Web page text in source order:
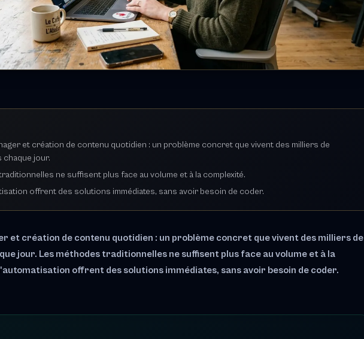
et création de contenu quotidien : un problème concret que vivent des milliers de
jour.
ne suffisent plus face au volume et à la complexité.
offrent des solutions immédiates, sans avoir besoin de coder.
et création de contenu quotidien : un problème concret que vivent des milliers de
jour. Les méthodes traditionnelles ne suffisent plus face au volume et à la
offrent des solutions immédiates, sans avoir besoin de coder.